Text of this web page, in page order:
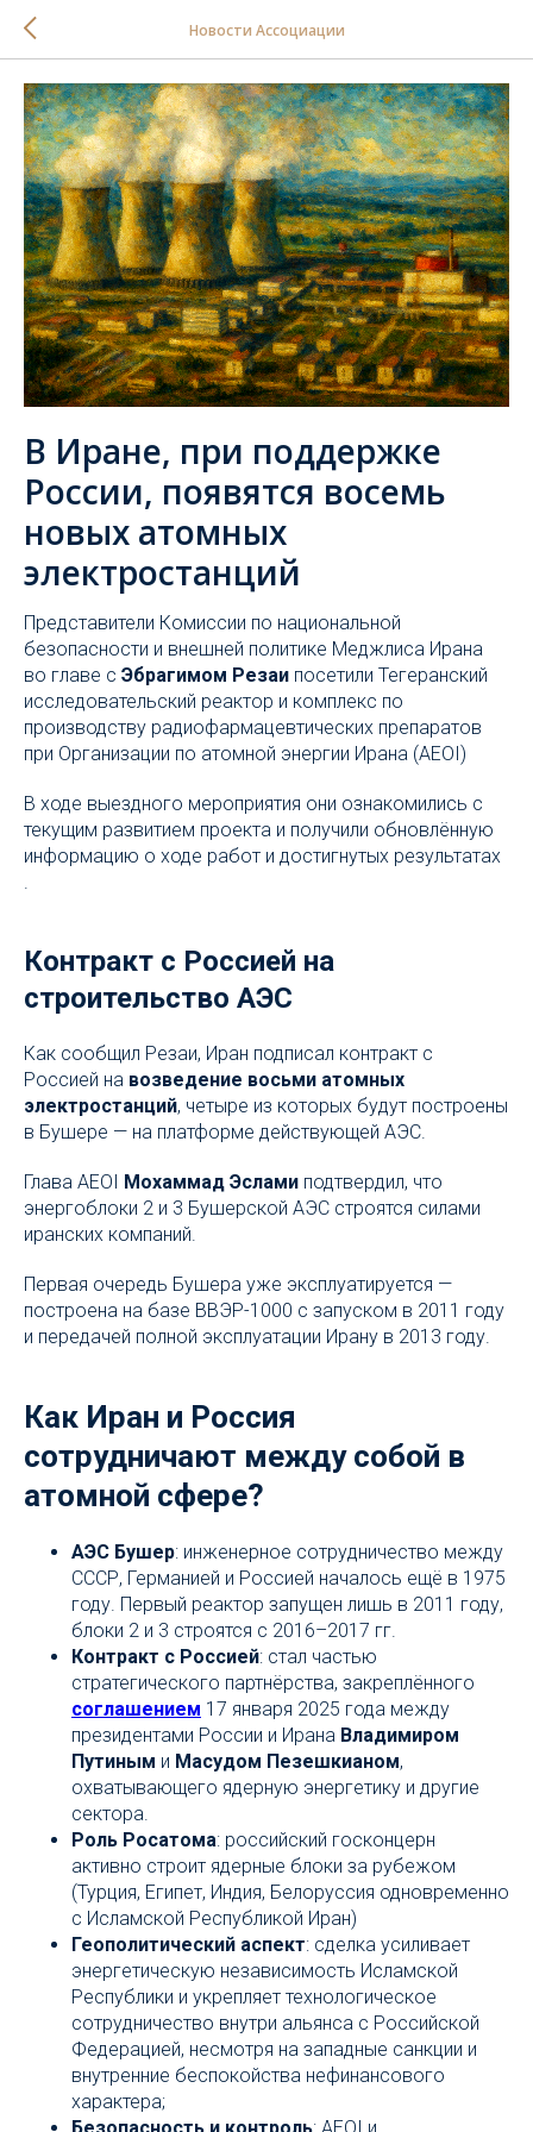
Новости Ассоциации
В Иране, при поддержке
России, появятся восемь
новых атомных
электростанций
Представители Комиссии по национальной
безопасности и внешней политике Меджлиса Ирана
во главе с Эбрагимом Резаи посетили Тегеранский
исследовательский реактор и комплекс по
производству радиофармацевтических препаратов
при Организации по атомной энергии Ирана (AEOI)
В ходе выездного мероприятия они ознакомились с
текущим развитием проекта и получили обновлённую
информацию о ходе работ и достигнутых результатах
.
Контракт с Россией на
строительство АЭС
Как сообщил Резаи, Иран подписал контракт с
Россией на возведение восьми атомных
электростанций, четыре из которых будут построены
в Бушере — на платформе действующей АЭС.
Глава AEOI Мохаммад Эслами подтвердил, что
энергоблоки 2 и 3 Бушерской АЭС строятся силами
иранских компаний.
Первая очередь Бушера уже эксплуатируется —
построена на базе ВВЭР-1000 с запуском в 2011 году
и передачей полной эксплуатации Ирану в 2013 году.
Как Иран и Россия
сотрудничают между собой в
атомной сфере?
АЭС Бушер: инженерное сотрудничество между
СССР, Германией и Россией началось ещё в 1975
году. Первый реактор запущен лишь в 2011 году,
блоки 2 и 3 строятся с 2016–2017 гг.
Контракт с Россией: стал частью
стратегического партнёрства, закреплённого
соглашением 17 января 2025 года между
президентами России и Ирана Владимиром
Путиным и Масудом Пезешкианом,
охватывающего ядерную энергетику и другие
сектора.
Роль Росатома: российский госконцерн
активно строит ядерные блоки за рубежом
(Турция, Египет, Индия, Белоруссия одновременно
с Исламской Республикой Иран)
Геополитический аспект: сделка усиливает
энергетическую независимость Исламской
Республики и укрепляет технологическое
сотрудничество внутри альянса с Российской
Федерацией, несмотря на западные санкции и
внутренние беспокойства нефинансового
характера;